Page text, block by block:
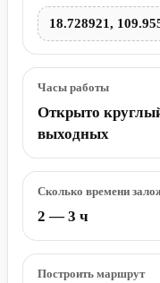
18.728921,
Часы работы
Открыто
выходных
Сколько времени
2 — 3 ч
Построить маршрут